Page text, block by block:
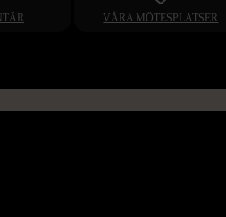
VÅRA MÖTESPLATSER